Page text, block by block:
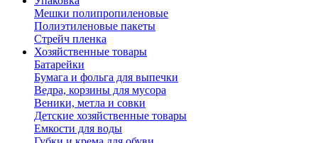
Мешки полипропиленовые
Полиэтиленовые пакеты
Стрейч пленка
Хозяйственные товары
Батарейки
Бумага и фольга для выпечки
Ведра, корзины для мусора
Веники, метла и совки
Детские хозяйственные товары
Емкости для воды